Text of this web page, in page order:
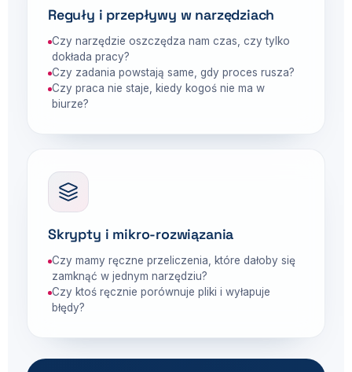
Reguły i przepływy w narzędziach
Czy narzędzie oszczędza nam czas, czy tylko
dokłada pracy?
Czy zadania powstają same, gdy proces rusza?
Czy praca nie staje, kiedy kogoś nie ma w
biurze?
Skrypty i mikro-rozwiązania
Czy mamy ręczne przeliczenia, które dałoby się
zamknąć w jednym narzędziu?
Czy ktoś ręcznie porównuje pliki i wyłapuje
błędy?